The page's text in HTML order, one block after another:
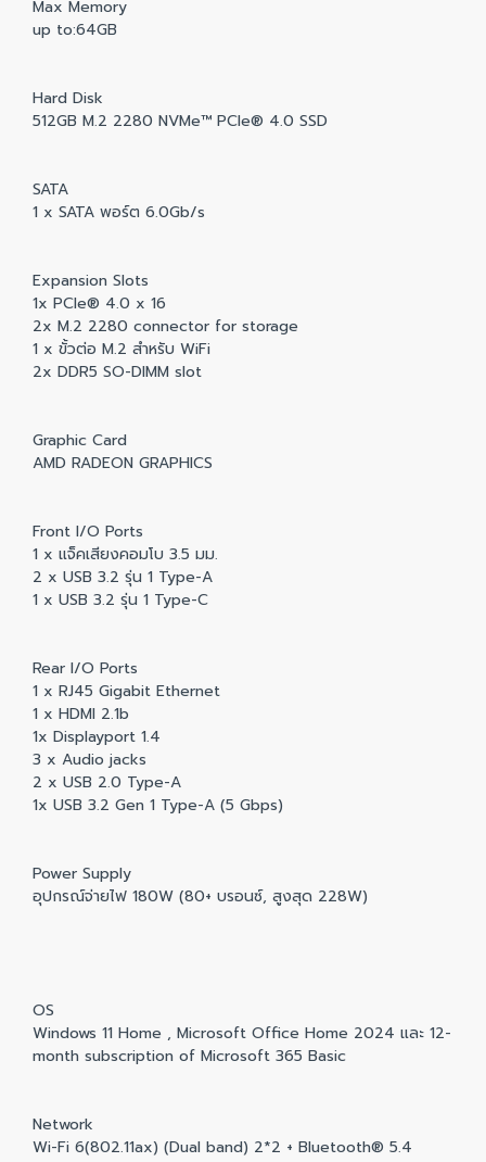
Max Memory
up to:64GB
Hard Disk
512GB M.2 2280 NVMe™ PCIe® 4.0 SSD
SATA
1 x SATA พอร์ต 6.0Gb/s
Expansion Slots
1x PCIe® 4.0 x 16
2x M.2 2280 connector for storage
1 x ขั้วต่อ M.2 สำหรับ WiFi
2x DDR5 SO-DIMM slot
Graphic Card
AMD RADEON GRAPHICS
Front I/O Ports
1 x แจ็คเสียงคอมโบ 3.5 มม.
2 x USB 3.2 รุ่น 1 Type-A
1 x USB 3.2 รุ่น 1 Type-C
Rear I/O Ports
1 x RJ45 Gigabit Ethernet
1 x HDMI 2.1b
1x Displayport 1.4
3 x Audio jacks
2 x USB 2.0 Type-A
1x USB 3.2 Gen 1 Type-A (5 Gbps)
Power Supply
อุปกรณ์จ่ายไฟ 180W (80+ บรอนซ์, สูงสุด 228W)
OS
Windows 11 Home , Microsoft Office Home 2024 และ 12-
month subscription of Microsoft 365 Basic
Network
Wi-Fi 6(802.11ax) (Dual band) 2*2 + Bluetooth® 5.4